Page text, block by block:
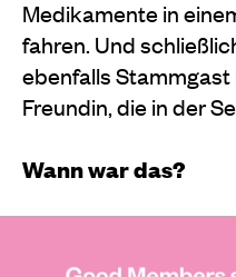
Medikamente in
fahren. Und
ebenfalls Stammgast
Freundin, die in der
Wann war das?